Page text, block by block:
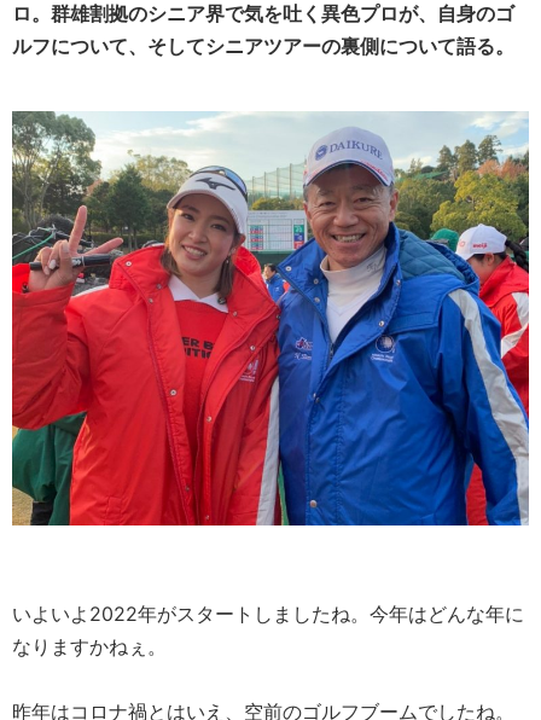
ロ。群雄割拠のシニア界で気を吐く異色プロが、自身のゴ
ルフについて、そしてシニアツアーの裏側について語る。
いよいよ2022年がスタートしましたね。今年はどんな年に
なりますかねぇ。
昨年はコロナ禍とはいえ、空前のゴルフブームでしたね。